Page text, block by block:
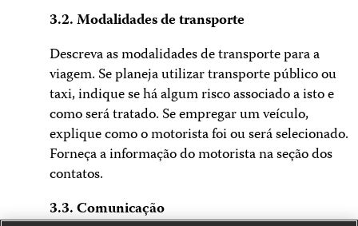
3.2. Modalidades de transporte
Descreva as modalidades de transporte para a
viagem. Se planeja utilizar transporte público ou
taxi, indique se há algum risco associado a isto e
como será tratado. Se empregar um veículo,
explique como o motorista foi ou será selecionado.
Forneça a informação do motorista na seção dos
contatos.
3.3. Comunicação